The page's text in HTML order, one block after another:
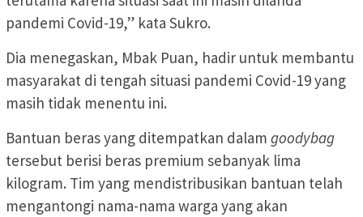
pandemi Covid-19,” kata Sukro.
Dia menegaskan, Mbak Puan, hadir untuk membantu
masyarakat di tengah situasi pandemi Covid-19 yang
masih tidak menentu ini.
Bantuan beras yang ditempatkan dalam goodybag
tersebut berisi beras premium sebanyak lima
kilogram. Tim yang mendistribusikan bantuan telah
mengantongi nama-nama warga yang akan